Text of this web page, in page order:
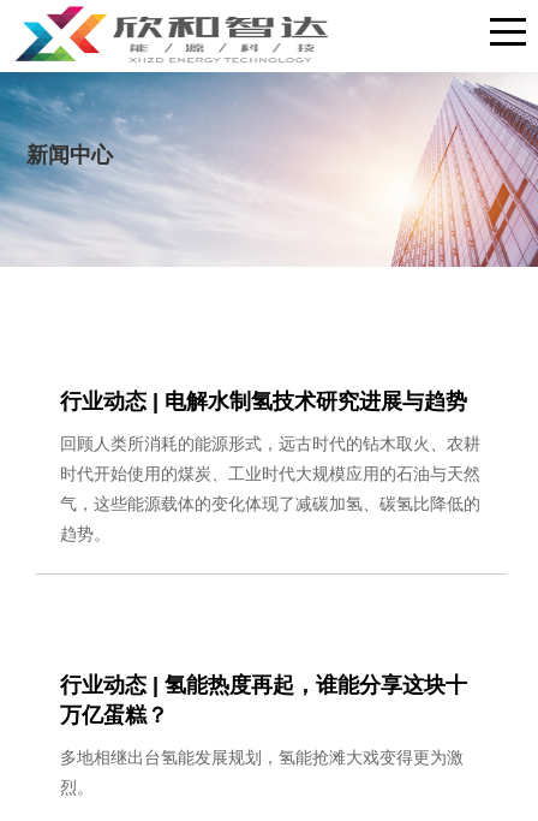
新闻中心
行业动态 | 电解水制氢技术研究进展与趋势
回顾人类所消耗的能源形式，远古时代的钻木取火、农耕
时代开始使用的煤炭、工业时代大规模应用的石油与天然
气，这些能源载体的变化体现了减碳加氢、碳氢比降低的
趋势。
行业动态 | 氢能热度再起，谁能分享这块十
万亿蛋糕？
多地相继出台氢能发展规划，氢能抢滩大戏变得更为激
烈。